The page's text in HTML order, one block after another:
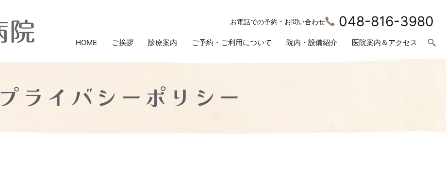
HOME ご挨拶 診療案内 ご予約・ご利用について 院内・設備紹介 医院案内＆アクセス
お電話での予約・お問い合わせ 048-816-3980
プライバシーポリシー